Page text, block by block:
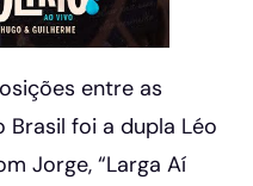
entre as
foi a dupla Léo
Jorge, “Larga Aí